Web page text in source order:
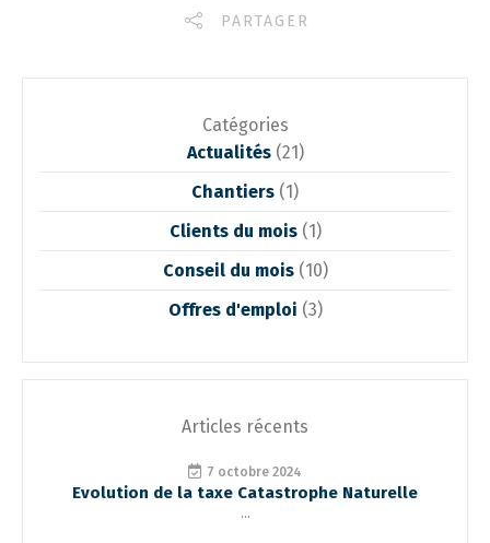
PARTAGER
Catégories
Actualités(21)
Chantiers (1)
Clients du mois(1)
Conseil du mois(10)
Offres d'emploi (3)
Articles récents
7 octobre 2024
Evolution de la taxe Catastrophe Naturelle
...